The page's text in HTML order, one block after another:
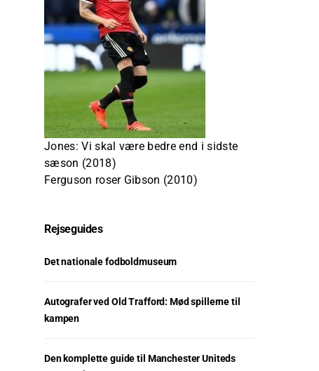
Jones: Vi skal være bedre end i sidste
sæson (2018)
Ferguson roser Gibson (2010)
Rejseguides
Det nationale fodboldmuseum
Autografer ved Old Trafford: Mød spillerne til
kampen
Den komplette guide til Manchester Uniteds